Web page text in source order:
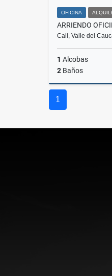
OFICINA
Cali, Valle del
1 Alcobas
2 Baños
1